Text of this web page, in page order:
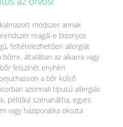
módszer annak
reagál-e bizonyos
feltételezhetően allergiát
általában az alkarra vagy
felszínét enyhén
a bőr külső
azonnali típusú allergiás
például szénanátha, egyes
vagy háziporatka okozta